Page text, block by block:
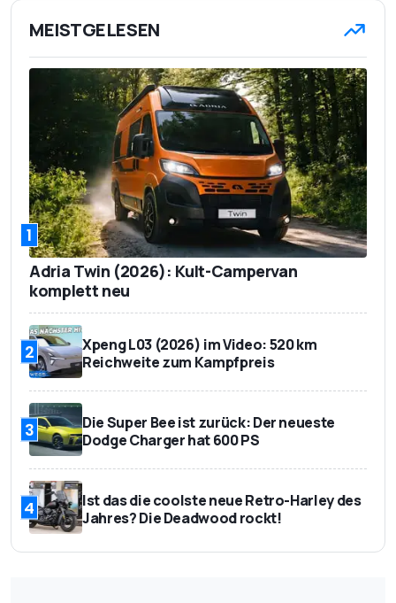
Kofferraumvolumen
(umgeklappt/
Beladung: k.A.)
Leergewicht 1.245 kg
Zuladung 465 kg
Basispreis 25.000 Euro
Marktstart November 2019
MEISTGELESEN
1
Adria Twin (2026): Kult-Campervan
komplett neu
2
Xpeng L03 (2026) im Video: 520 km
Reichweite zum Kampfpreis
3
Die Super Bee ist zurück: Der neueste
Dodge Charger hat 600 PS
4
Ist das die coolste neue Retro-Harley des
Jahres? Die Deadwood rockt!